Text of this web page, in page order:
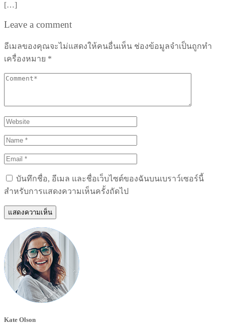
[…]
Leave a comment
อีเมลของคุณจะไม่แสดงให้คนอื่นเห็น ช่องข้อมูลจำเป็นถูกทำ
เครื่องหมาย *
บันทึกชื่อ, อีเมล และชื่อเว็บไซต์ของฉันบนเบราว์เซอร์นี้
สำหรับการแสดงความเห็นครั้งถัดไป
Kate Olson